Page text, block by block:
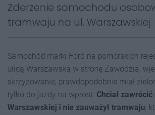
Zderzenie samochodu
tramwaju na ul. Warszawskiej
Samochód marki Ford na pomorskich
ulicą Warszawską w stronę Zawodzia,
skrzyżowanie, prawdopodobnie miał
tylko do jazdy na wprost. Chciał zawrócić
Warszawskiej i nie zauważył tramwaju,